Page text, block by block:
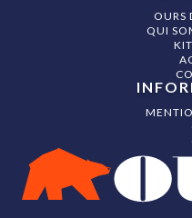
OURS
QUI